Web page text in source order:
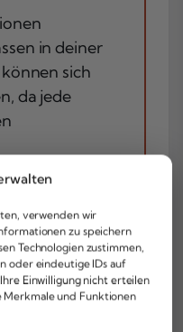
verwenden wir
zu speichern
Technologien zustimmen,
oder eindeutige IDs auf
Einwilligung nicht erteilen
und Funktionen
in deiner
sich
da jede
Limits
beim
zwischen 2.500
Höhe hängt
ab,